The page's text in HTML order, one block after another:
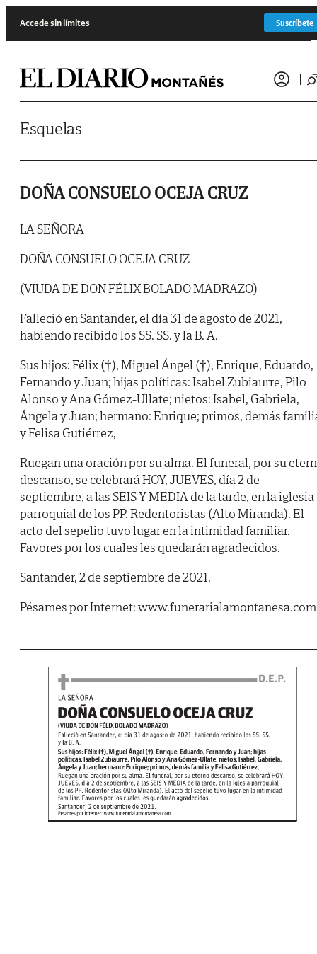
Accede sin límites Suscríbete
Esquelas
DOÑA CONSUELO OCEJA CRUZ
LA SEÑORA
DOÑA CONSUELO OCEJA CRUZ
(VIUDA DE DON FÉLIX BOLADO MADRAZO)
Falleció en Santander, el día 31 de agosto de 2021,
habiendo recibido los SS. SS. y la B. A.
Sus hijos: Félix (†), Miguel Ángel (†), Enrique, Eduardo,
Fernando y Juan; hijas políticas: Isabel Zubiaurre, Pilo
Alonso y Ana Gómez-Ullate; nietos: Isabel, Gabriela,
Ángela y Juan; hermano: Enrique; primos, demás
y Felisa Gutiérrez,
Ruegan una oración por su alma. El funeral, por su
descanso, se celebrará HOY, JUEVES, día 2 de
septiembre, a las SEIS Y MEDIA de la tarde, en la iglesia
parroquial de los PP. Redentoristas (Alto Miranda). El
acto del sepelio tuvo lugar en la intimidad familiar.
Favores por los cuales les quedarán agradecidos.
Santander, 2 de septiembre de 2021.
Pésames por Internet: www.funerarialamontanesa.com